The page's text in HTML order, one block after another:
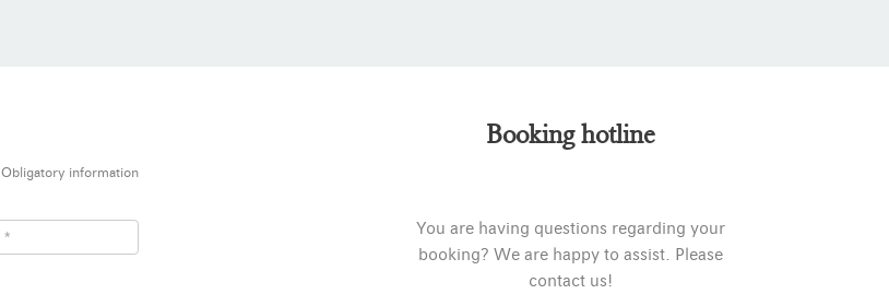
Obligatory information
Booking hotline
You are having questions regarding your
booking? We are happy to assist. Please
contact us!